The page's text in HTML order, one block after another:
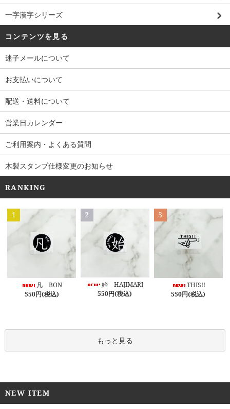
一字漢字シリーズ
コンテンツを見る
迷子メールについて
お支払いについて
配送・送料について
営業日カレンダー
ご利用案内・よくある質問
木製スタンプ仕様変更のお知らせ
RANKING
1
凡 BON
550円(税込)
2
始 HAJIMARI
550円(税込)
3
THIS!!
550円(税込)
もっと見る
NEW ITEM